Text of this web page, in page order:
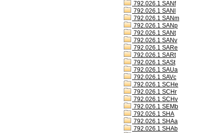
792.026.1 SANf
792.026.1 SANl
792.026.1 SANm
792.026.1 SANp
792.026.1 SANt
792.026.1 SANv
792.026.1 SARe
792.026.1 SARt
792.026.1 SASt
792.026.1 SAUa
792.026.1 SAVc
792.026.1 SCHe
792.026.1 SCHr
792.026.1 SCHv
792.026.1 SEMb
792.026.1 SHA
792.026.1 SHAa
792.026.1 SHAb